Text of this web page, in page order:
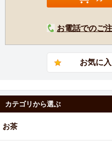
お電話でのご
カテゴリから選ぶ
お茶